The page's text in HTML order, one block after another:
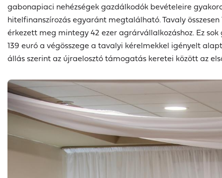
gabonapiaci nehézségek gazdálkodók bevételeire
hitelfinanszírozás egyaránt megtalálható. Tavaly
érkezett meg mintegy 42 ezer agrárvállalkozáshoz. Ez
139 euró a végösszege a tavalyi kérelmekkel igényelt
állás szerint az újraelosztó támogatás keretei között az